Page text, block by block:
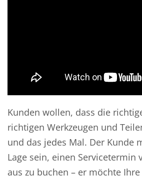
Kunden wollen, dass die
richtigen Werkzeugen und
und das jedes Mal. Der Kunde
Lage sein, einen Servicetermin
aus zu buchen – er möchte Ihre